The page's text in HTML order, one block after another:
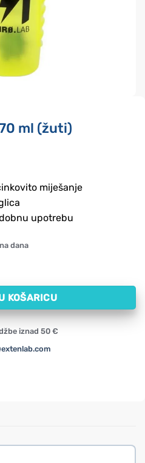
ml (žuti)
miješanje
upotrebu
dana
količina
KOŠARICU
iznad 50 €